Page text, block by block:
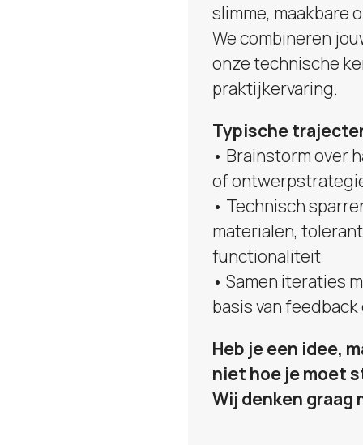
slimme, maakbare
We combineren
onze technische
praktijkervaring.
Typische
• Brainstorm over
of
• Technisch
materialen,
functionaliteit
• Samen iteraties
basis van
Heb je een idee,
niet hoe je moet
Wij denken graag